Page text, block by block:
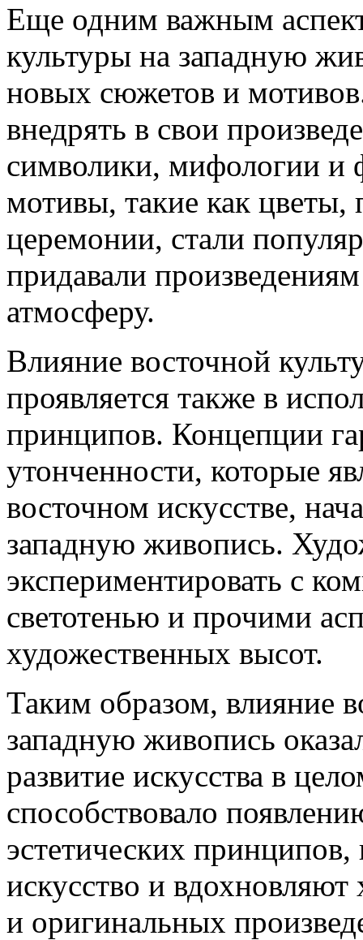
Еще одним важным
культуры на западную
новых сюжетов и
внедрять в свои
символики, мифологии и
мотивы, такие как
церемонии, стали
придавали
атмосферу.
Влияние восточной
проявляется также в
принципов. Концепции
утонченности, которые
восточном искусстве,
западную живопись.
экспериментировать с
светотенью и прочими
художественных высот.
Таким образом, влияние
западную живопись
развитие искусства в
способствовало
эстетических
искусство и
и оригинальных